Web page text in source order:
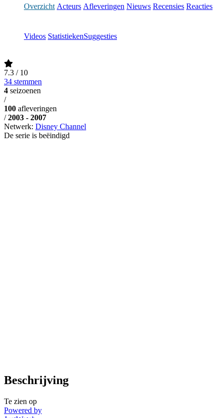
Overzicht Acteurs Afleveringen Nieuws Recensies Reacties
Videos StatistiekenSuggesties
7.3 / 10
34 stemmen
4 seizoenen
/
100 afleveringen
/ 2003 - 2007
Netwerk: Disney Channel
De serie is beëindigd
Beschrijving
Te zien op
Powered by